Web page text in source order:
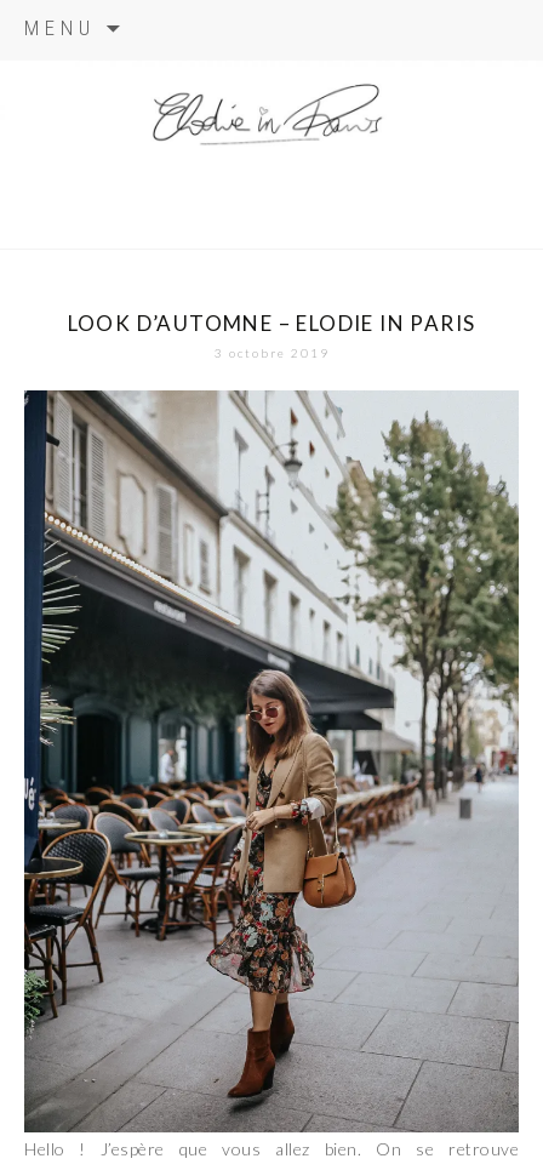
MENU
LOOK D’AUTOMNE – ELODIE IN PARIS
3 octobre 2019
Hello ! J’espère que vous allez bien. On se retrouve